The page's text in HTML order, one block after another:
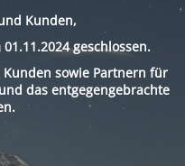
Kunden,
geschlossen.
sowie Partnern für
das entgegengebrachte